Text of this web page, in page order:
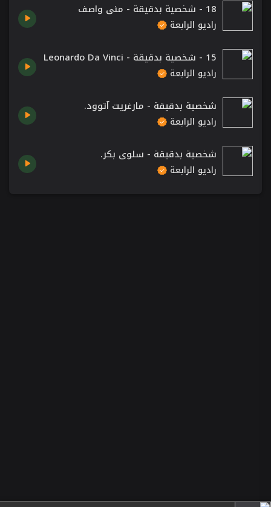
18 - شخصية بدقيقة - منى واصف
راديو الرابعة
15 - شخصية بدقيقة - Leonardo Da Vinci
راديو الرابعة
شخصية بدقيقة - مارغريت آتوود.
راديو الرابعة
شخصية بدقيقة - سلوى بكر.
راديو الرابعة